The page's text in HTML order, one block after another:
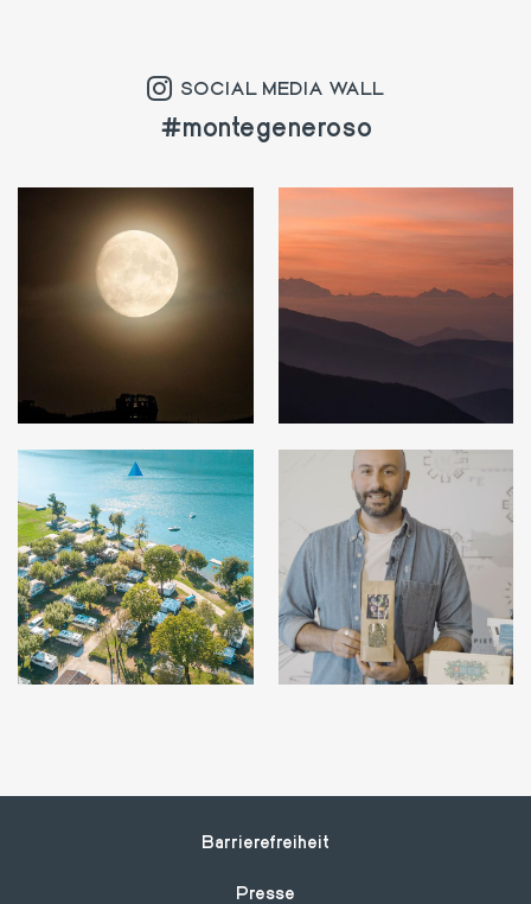
SOCIAL MEDIA WALL
#montegeneroso
Footer
Barrierefreiheit
Presse